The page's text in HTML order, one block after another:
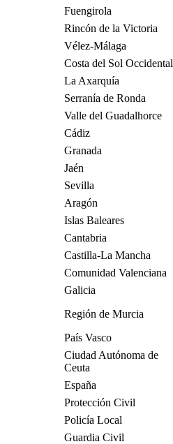
Fuengirola
Rincón de la Victoria
Vélez-Málaga
Costa del Sol Occidental
La Axarquía
Serranía de Ronda
Valle del Guadalhorce
Cádiz
Granada
Jaén
Sevilla
Aragón
Islas Baleares
Cantabria
Castilla-La Mancha
Comunidad Valenciana
Galicia
Región de Murcia
País Vasco
Ciudad Autónoma de
Ceuta
España
Protección Civil
Policía Local
Guardia Civil